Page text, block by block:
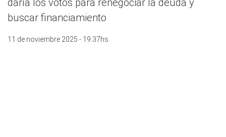
daría los votos para renegociar la deuda y
buscar financiamiento
11 de noviembre 2025 - 19:37hs